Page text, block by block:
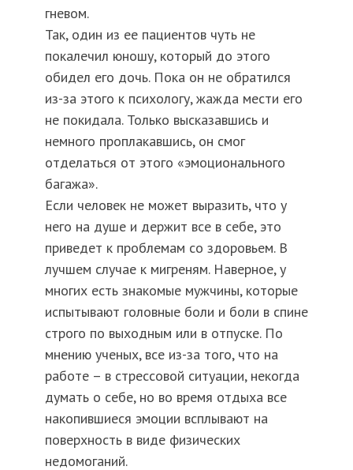
гневом.
Так, один из ее пациентов чуть не
покалечил юношу, который до этого
обидел его дочь. Пока он не обратился
из-за этого к психологу, жажда мести его
не покидала. Только высказавшись и
немного проплакавшись, он смог
отделаться от этого «эмоционального
багажа».
Если человек не может выразить, что у
него на душе и держит все в себе, это
приведет к проблемам со здоровьем. В
лучшем случае к мигреням. Наверное, у
многих есть знакомые мужчины, которые
испытывают головные боли и боли в спине
строго по выходным или в отпуске. По
мнению ученых, все из-за того, что на
работе – в стрессовой ситуации, некогда
думать о себе, но во время отдыха все
накопившиеся эмоции всплывают на
поверхность в виде физических
недомоганий.